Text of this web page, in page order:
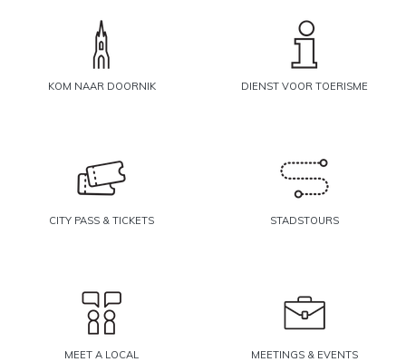
KOM NAAR DOORNIK DIENST VOOR TOERISME
CITY PASS & TICKETS STADSTOURS
MEET A LOCAL MEETINGS & EVENTS